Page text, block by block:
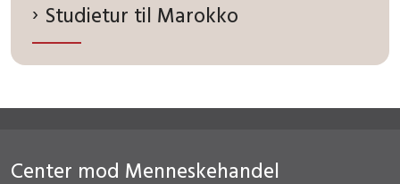
Studietur til Marokko
Center mod Menneskehandel